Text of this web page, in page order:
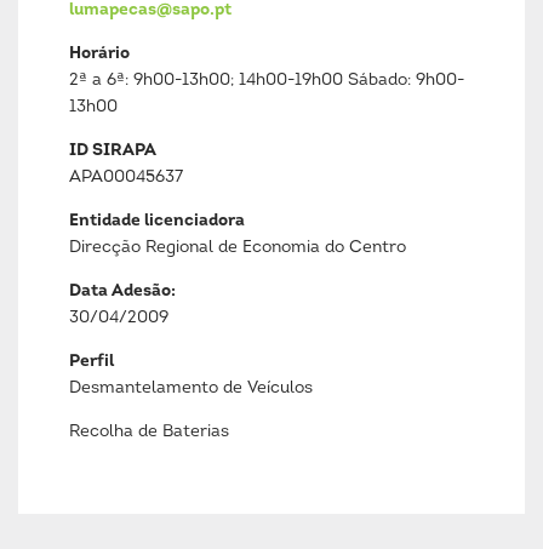
lumapecas@sapo.pt
Horário
2ª a 6ª: 9h00-13h00; 14h00-19h00 Sábado: 9h00-
13h00
ID SIRAPA
APA00045637
Entidade licenciadora
Direcção Regional de Economia do Centro
Data Adesão:
30/04/2009
Perfil
Desmantelamento de Veículos
Recolha de Baterias